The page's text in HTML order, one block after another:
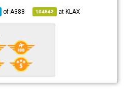
of A388 104842 atKLAX